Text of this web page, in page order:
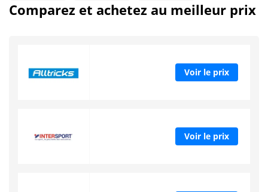
Comparez et achetez au meilleur prix
Voir le prix
Voir le prix